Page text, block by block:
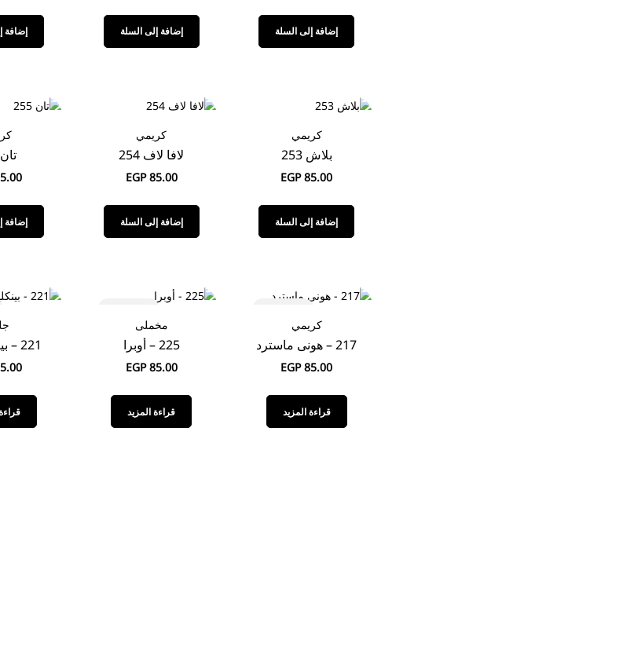
إضافة إلى السلة إضافة إلى السلة إضافة
كريمي
بلاش 253
EGP85.00
إضافة إلى السلة
كريمي
لافا لاف 254
EGP85.00
إضافة إلى السلة
تان 255
إضافة
كريمي
217 – هونى ماسترد
EGP85.00
قراءة المزيد
مخملى
225 – أوبرا
EGP85.00
قراءة المزيد
221 – بينكليشيس